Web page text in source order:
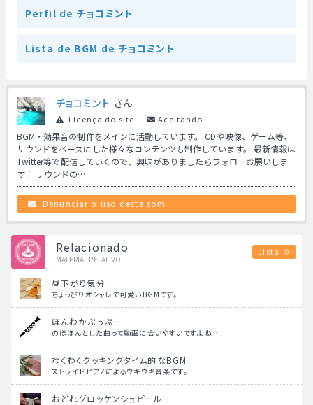
Perfil de チョコミント
Lista de BGM de チョコミント
チョコミント さん
Licença do site Aceitando
BGM・効果音の制作をメインに活動しています。 CDや映像、ゲーム等、
サウンドをベースにした様々なコンテンツも制作しています。 最新情報は
Twitter等で配信していくので、興味がありましたらフォローお願いしま
す！ サウンドの…
Denunciar o uso deste som
Relacionado
MATERIAL RELATIVO
Lista
昼下がり気分
ちょっぴりオシャレで可愛いBGMです。 …
ほんわかぷっぷー
のほほんとした曲って動画に合いやすいですよね…
わくわくクッキングタイム的なBGM
ストライドピアノによるウキウキ音楽です。 …
おどれグロッケンシュピール